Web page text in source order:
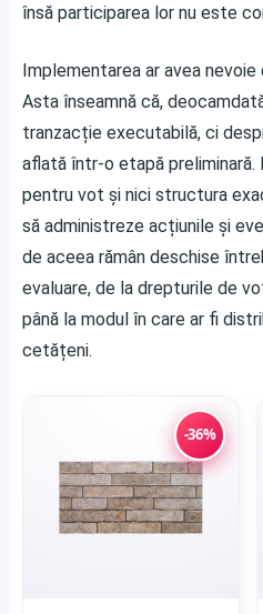
însă participarea lor nu este
Implementarea ar avea nevoie
Asta înseamnă că,
tranzacție executabilă, ci
aflată într-o etapă preliminară.
pentru vot și nici structura
să administreze acțiunile și
de aceea rămân deschise
evaluare, de la drepturile de
până la modul în care ar fi
cetățeni.
-36%